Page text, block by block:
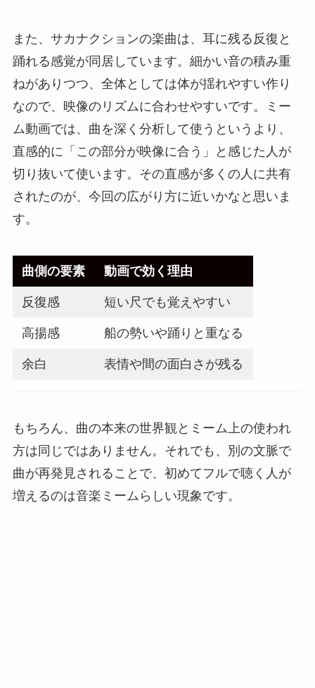
また、サカナクションの楽曲は、耳に残る反復と
踊れる感覚が同居しています。細かい音の積み重
ねがありつつ、全体としては体が揺れやすい作り
なので、映像のリズムに合わせやすいです。ミー
ム動画では、曲を深く分析して使うというより、
直感的に「この部分が映像に合う」と感じた人が
切り抜いて使います。その直感が多くの人に共有
されたのが、今回の広がり方に近いかなと思いま
す。
曲側の要素 動画で効く理由
反復感 短い尺でも覚えやすい
高揚感 船の勢いや踊りと重なる
余白 表情や間の面白さが残る
もちろん、曲の本来の世界観とミーム上の使われ
方は同じではありません。それでも、別の文脈で
曲が再発見されることで、初めてフルで聴く人が
増えるのは音楽ミームらしい現象です。